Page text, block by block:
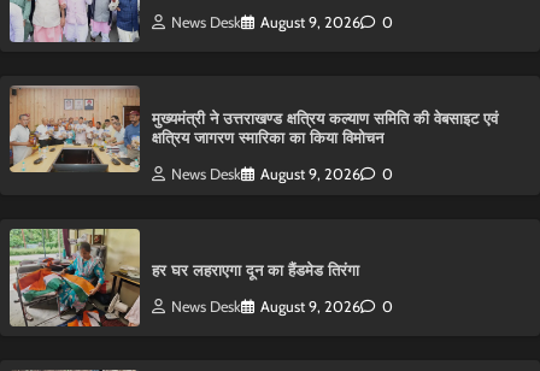
News Desk August 9, 2026 0
मुख्यमंत्री ने उत्तराखण्ड क्षत्रिय कल्याण समिति की वेबसाइट एवं
क्षत्रिय जागरण स्मारिका का किया विमोचन
News Desk August 9, 2026 0
हर घर लहराएगा दून का हैंडमेड तिरंगा
News Desk August 9, 2026 0